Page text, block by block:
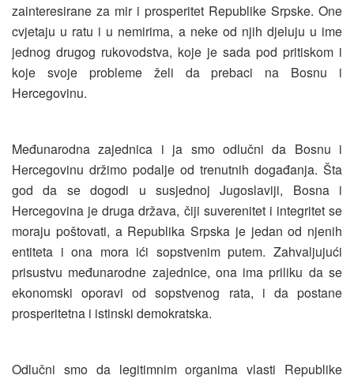
zainteresirane za mir i prosperitet Republike Srpske. One
cvjetaju u ratu i u nemirima, a neke od njih djeluju u ime
jednog drugog rukovodstva, koje je sada pod pritiskom i
koje svoje probleme želi da prebaci na Bosnu i
Hercegovinu.
Međunarodna zajednica i ja smo odlučni da Bosnu i
Hercegovinu držimo podalje od trenutnih događanja. Šta
god da se dogodi u susjednoj Jugoslaviji, Bosna i
Hercegovina je druga država, čiji suverenitet i integritet se
moraju poštovati, a Republika Srpska je jedan od njenih
entiteta i ona mora ići sopstvenim putem. Zahvaljujući
prisustvu međunarodne zajednice, ona ima priliku da se
ekonomski oporavi od sopstvenog rata, i da postane
prosperitetna i istinski demokratska.
Odlučni smo da legitimnim organima vlasti Republike